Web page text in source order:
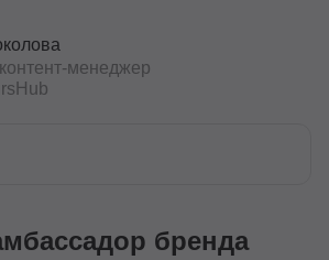
менеджер
бренда